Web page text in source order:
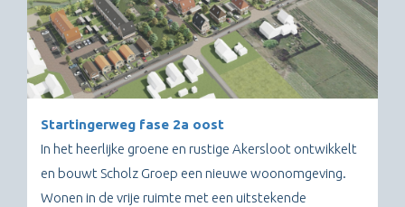
Startingerweg fase 2a oost
In het heerlijke groene en rustige Akersloot ontwikkelt
en bouwt Scholz Groep een nieuwe woonomgeving.
Wonen in de vrije ruimte met een uitstekende